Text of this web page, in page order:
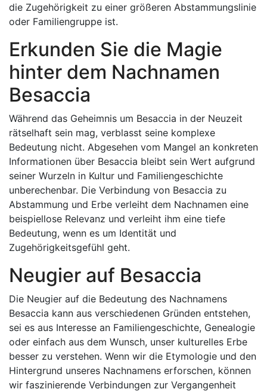
die Zugehörigkeit zu einer größeren Abstammungslinie
oder Familiengruppe ist.
Erkunden Sie die Magie
hinter dem Nachnamen
Besaccia
Während das Geheimnis um Besaccia in der Neuzeit
rätselhaft sein mag, verblasst seine komplexe
Bedeutung nicht. Abgesehen vom Mangel an konkreten
Informationen über Besaccia bleibt sein Wert aufgrund
seiner Wurzeln in Kultur und Familiengeschichte
unberechenbar. Die Verbindung von Besaccia zu
Abstammung und Erbe verleiht dem Nachnamen eine
beispiellose Relevanz und verleiht ihm eine tiefe
Bedeutung, wenn es um Identität und
Zugehörigkeitsgefühl geht.
Neugier auf Besaccia
Die Neugier auf die Bedeutung des Nachnamens
Besaccia kann aus verschiedenen Gründen entstehen,
sei es aus Interesse an Familiengeschichte, Genealogie
oder einfach aus dem Wunsch, unser kulturelles Erbe
besser zu verstehen. Wenn wir die Etymologie und den
Hintergrund unseres Nachnamens erforschen, können
wir faszinierende Verbindungen zur Vergangenheit